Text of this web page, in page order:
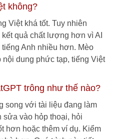
không?
Việt khá tốt. Tuy nhiên
quả chất lượng hơn vì AI
Anh nhiều hơn. Mèo
nội dung phức tạp, tiếng Việt
trông như thế nào?
song với tài liệu đang làm
sửa vào hỏp thoại, hỏi
hơn hoặc thêm ví dụ. Kiểm